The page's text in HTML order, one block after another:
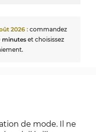
2026: commandez
minutes et choisissez
de mode. Il ne